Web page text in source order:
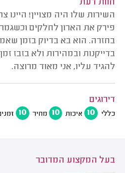
חוות דעת
השירות שלו היה מצויין! היינו
פירק את הארון לחלקים
בחזרה. הוא בא בדיוק בזמן
בדייקנות ובמהירות ולא בזבז
להגיד עליו, אני מאוד מרוצה.
דירוגים
כללי 10 איכות 10 מחיר 10
בעל המקצוע המדובר